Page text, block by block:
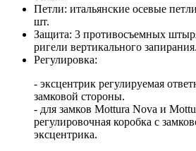
Петли: итальянские осевые
шт.
Защита: 3 противосъемных
ригели вертикального запирания.
Регулировка:
- эксцентрик регулируемая
замковой стороны.
- для замков Mottura Nova и
регулировочная коробка с
эксцентрика.